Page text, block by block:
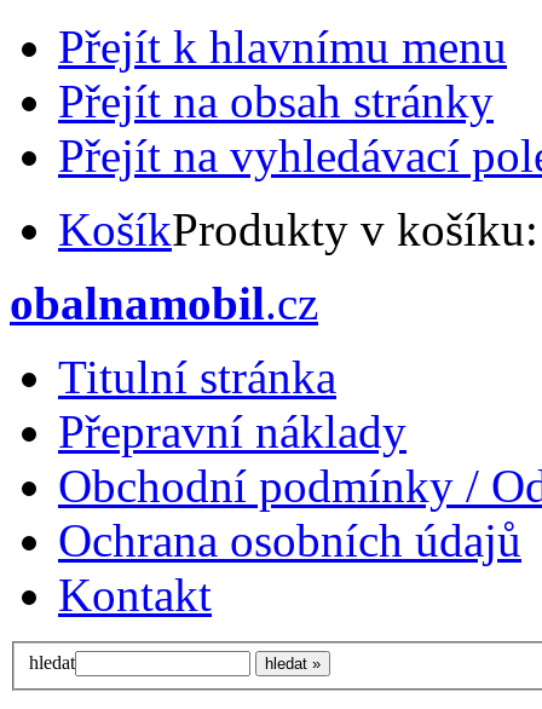
Přejít k hlavnímu menu
Přejít na obsah stránky
Přejít na vyhledávací
KošíkProdukty v
obalnamobil.cz
Titulní stránka
Přepravní náklady
Obchodní podmínky /
Ochrana osobních údajů
Kontakt
hledat